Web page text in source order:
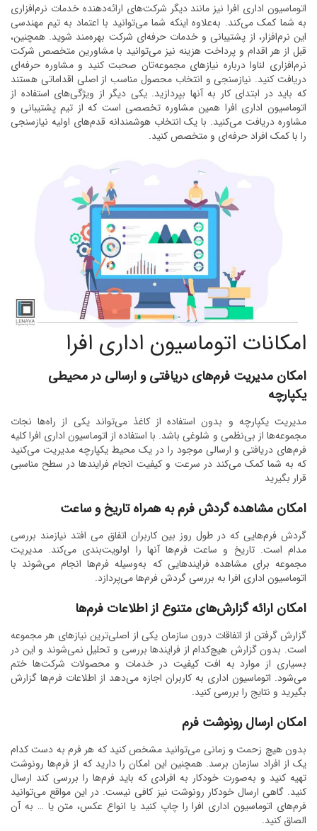
اتوماسیون اداری افرا نیز مانند دیگر شرکت‌های ارائه‌دهنده خدمات نرم‌افزاری
به شما کمک می‌کند. به‌علاوه اینکه شما می‌توانید با اعتماد به تیم مهندسی
این نرم‌افزار، از پشتیبانی و خدمات حرفه‌ای شرکت بهره‌مند شوید. همچنین،
قبل از هر اقدام و پرداخت هزینه نیز می‌توانید با مشاورین متخصص شرکت
نرم‌افزاری لناوا درباره نیازهای مجموعه‌تان صحبت کنید و مشاوره حرفه‌ای
دریافت کنید. نیازسنجی و انتخاب محصول مناسب از اصلی اقداماتی هستند
که باید در ابتدای کار به آنها بپردازید. یکی دیگر از ویژگی‌های استفاده از
اتوماسیون اداری افرا همین مشاوره تخصصی است که از تیم پشتیبانی و
مشاوره دریافت می‌کنید. با یک انتخاب هوشمندانه قدم‌های اولیه نیازسنجی
را با کمک افراد حرفه‌ای و متخصص کنید.
امکانات اتوماسیون اداری افرا
امکان مدیریت فرم‌های دریافتی و ارسالی در محیطی
یکپارچه
مدیریت یکپارچه و بدون استفاده از کاغذ می‌تواند یکی از راه‌ها نجات
مجموعه‌ها از بی‌نظمی و شلوغی باشد. با استفاده از اتوماسیون اداری افرا کلیه
فرم‌های دریافتی و ارسالی موجود را در یک محیط یکپارچه مدیریت می‌کنید
که به شما کمک می‌کند در سرعت و کیفیت انجام فرایندها در سطح مناسبی
قرار بگیرید
امکان مشاهده گردش فرم به همراه تاریخ و ساعت
گردش فرم‌هایی که در طول روز بین کاربران اتفاق می افتد نیازمند بررسی
مدام است. تاریخ و ساعت فرم‌ها آنها را اولویت‌بندی می‌کند. مدیریت
مجموعه برای مشاهده فرایندهایی که به‌وسیله فرم‌ها انجام می‌شوند با
اتوماسیون اداری افرا به بررسی گردش فرم‌ها می‌پردازد.
امکان ارائه گزارش‌های متنوع از اطلاعات فرم‌ها
گزارش گرفتن از اتفاقات درون سازمان یکی از اصلی‌ترین نیازهای هر مجموعه
است. بدون گزارش هیچ‌کدام از فرایندها بررسی و تحلیل نمی‌شوند و این در
بسیاری از موارد به افت کیفیت در خدمات و محصولات شرکت‌ها ختم
می‌شود. اتوماسیون اداری به کاربران اجازه می‌دهد از اطلاعات فرم‌ها گزارش
بگیرید و نتایج را بررسی کنید.
امکان ارسال رونوشت فرم
بدون هیچ زحمت و زمانی می‌توانید مشخص کنید که هر فرم به دست کدام
یک از افراد سازمان برسد. همچنین این امکان را دارید که از فرم‌ها رونوشت
تهیه کنید و به‌صورت خودکار به افرادی که باید فرم‌ها را بررسی کند ارسال
کنید. گاهی ارسال خودکار رونوشت نیز کافی نیست. در این مواقع می‌توانید
فرم‌های اتوماسیون اداری افرا را چاپ کنید یا انواع عکس، متن یا … به آن
الصاق کنید.